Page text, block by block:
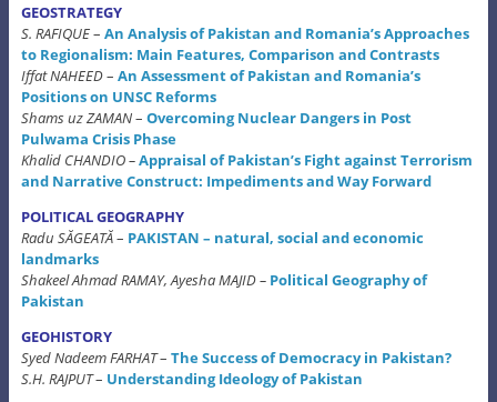
GEOSTRATEGY
S. RAFIQUE– An Analysis of Pakistan and Romania’s Approaches
to Regionalism: Main Features, Comparison and Contrasts
Iffat NAHEED– An Assessment of Pakistan and Romania’s
Positions on UNSC Reforms
Shams uz ZAMAN– Overcoming Nuclear Dangers in Post
Pulwama Crisis Phase
Khalid CHANDIO –Appraisal of Pakistan’s Fight against Terrorism
and Narrative Construct: Impediments and Way Forward
POLITICAL GEOGRAPHY
Radu SĂGEATĂ– PAKISTAN – natural, social and economic
landmarks
Shakeel Ahmad RAMAY, Ayesha MAJID – Political Geography of
Pakistan
GEOHISTORY
Syed Nadeem FARHAT– The Success of Democracy in Pakistan?
S.H. RAJPUT– Understanding Ideology of Pakistan